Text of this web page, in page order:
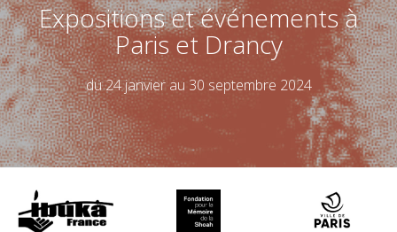
Expositions et événements à
Paris et Drancy
du 24 janvier au 30 septembre 2024